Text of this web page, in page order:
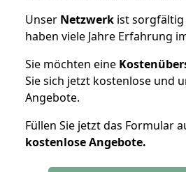
Unser Netzwerk ist
haben viele Jahre Erfahrung
Sie möchten eine
Sie sich jetzt kostenlose und
Angebote.
Füllen Sie jetzt das Formular
kostenloseAngebote.